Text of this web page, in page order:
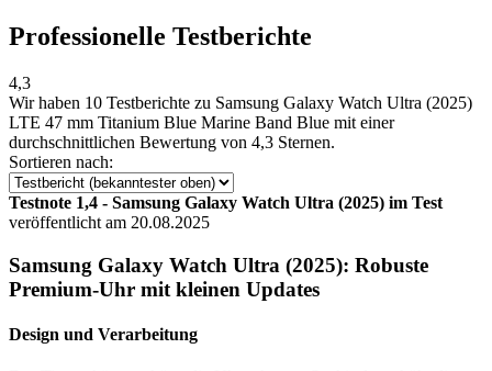
Professionelle Testberichte
4,3
Wir haben 10 Testberichte zu Samsung Galaxy Watch Ultra (2025)
LTE 47 mm Titanium Blue Marine Band Blue mit einer
durchschnittlichen Bewertung von 4,3 Sternen.
Sortieren nach:
Testnote 1,4 - Samsung Galaxy Watch Ultra (2025) im Test
veröffentlicht am 20.08.2025
Samsung Galaxy Watch Ultra (2025): Robuste
Premium-Uhr mit kleinen Updates
Design und Verarbeitung